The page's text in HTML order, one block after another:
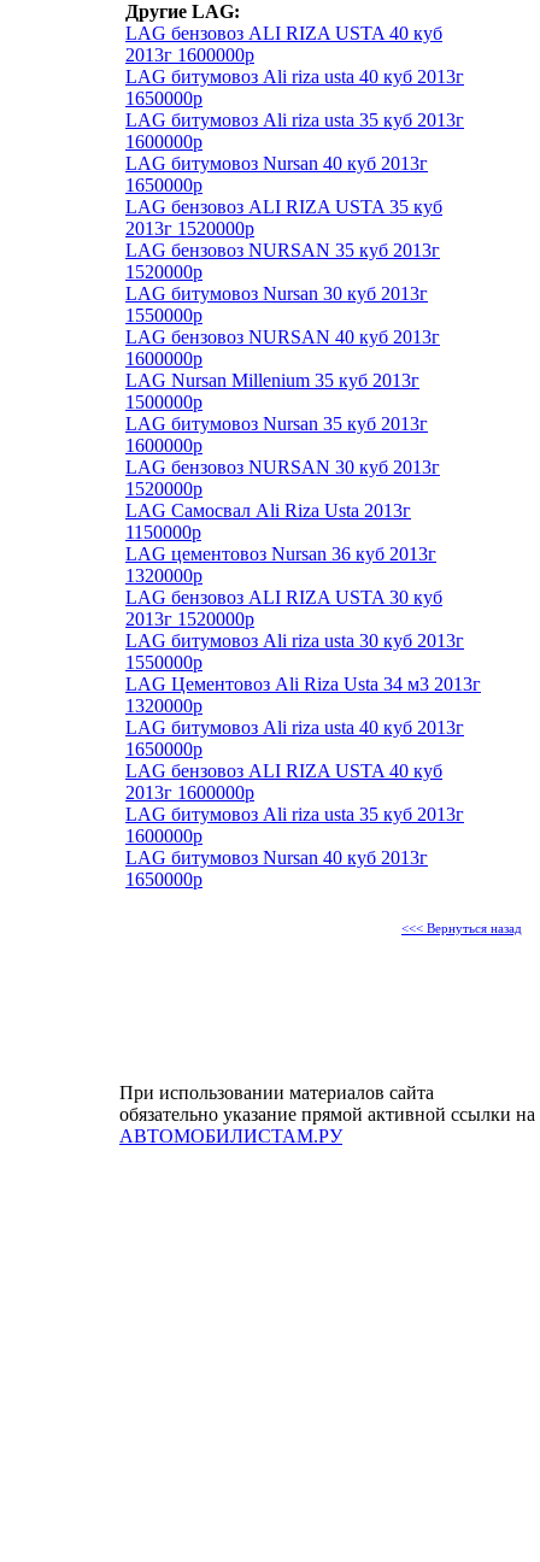
Другие LAG:
LAG бензовоз ALI RIZA USTA 40 куб
2013г 1600000р
LAG битумовоз Ali riza usta 40 куб 2013г
1650000р
LAG битумовоз Ali riza usta 35 куб 2013г
1600000р
LAG битумовоз Nursan 40 куб 2013г
1650000р
LAG бензовоз ALI RIZA USTA 35 куб
2013г 1520000р
LAG бензовоз NURSAN 35 куб 2013г
1520000р
LAG битумовоз Nursan 30 куб 2013г
1550000р
LAG бензовоз NURSAN 40 куб 2013г
1600000р
LAG Nursan Millenium 35 куб 2013г
1500000р
LAG битумовоз Nursan 35 куб 2013г
1600000р
LAG бензовоз NURSAN 30 куб 2013г
1520000р
LAG Самосвал Ali Riza Usta 2013г
1150000р
LAG цементовоз Nursan 36 куб 2013г
1320000р
LAG бензовоз ALI RIZA USTA 30 куб
2013г 1520000р
LAG битумовоз Ali riza usta 30 куб 2013г
1550000р
LAG Цементовоз Ali Riza Usta 34 м3 2013г
1320000р
LAG битумовоз Ali riza usta 40 куб 2013г
1650000р
LAG бензовоз ALI RIZA USTA 40 куб
2013г 1600000р
LAG битумовоз Ali riza usta 35 куб 2013г
1600000р
LAG битумовоз Nursan 40 куб 2013г
1650000р
<<< Вернуться назад
При использовании материалов сайта
обязательно указание прямой активной ссылки на
АВТОМОБИЛИСТАМ.РУ